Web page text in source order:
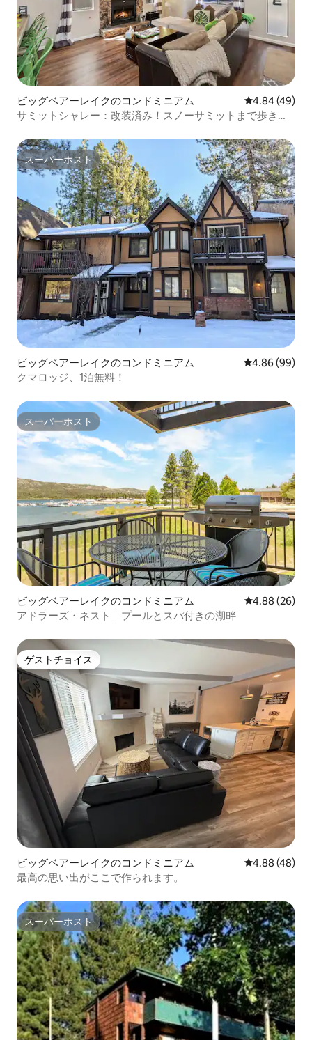
ビッグベアーレイクのコンドミニアム レビュー49
4.84 (49)
サミットシャレー：改装済み！スノーサミットまで歩きま
スーパーホスト
スーパーホスト
ビッグベアーレイクのコンドミニアム レビュー99件
4.86 (99)
クマロッジ、1泊無料！
スーパーホスト
スーパーホスト
ビッグベアーレイクのコンドミニアム レビュー26
4.88 (26)
アドラーズ・ネスト｜プールとスパ付きの湖畔
ゲストチョイス
ゲストチョイス
ビッグベアーレイクのコンドミニアム レビュー48
4.88 (48)
最高の思い出がここで作られます。
スーパーホスト
スーパーホスト